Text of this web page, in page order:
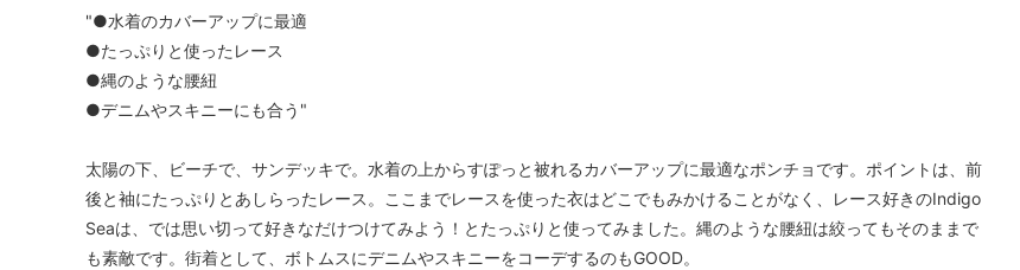
"●水着のカバーアップに最適
●たっぷりと使ったレース
●縄のような腰紐
●デニムやスキニーにも合う"
太陽の下、ビーチで、サンデッキで。水着の上からすぽっと被れるカバーアップに最適なポンチョです。ポイントは、前
後と袖にたっぷりとあしらったレース。ここまでレースを使った衣はどこでもみかけることがなく、レース好きのIndigo
Seaは、では思い切って好きなだけつけてみよう！とたっぷりと使ってみました。縄のような腰紐は絞ってもそのままで
も素敵です。街着として、ボトムスにデニムやスキニーをコーデするのもGOOD。